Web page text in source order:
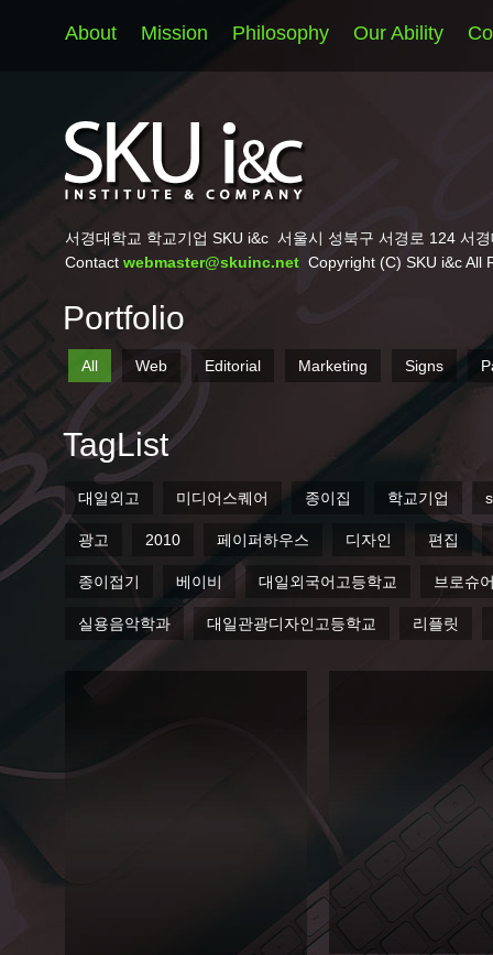
About Mission Philosophy Our Ability
서경대학교 학교기업 SKU i&c 서울시 성북구 서경로 124 서
Contact webmaster@skuinc.net Copyright (C) SKU i&c All
Portfolio
All Web Editorial Marketing Signs
TagList
대일외고 미디어스퀘어 종이집 학교기업
광고 2010 페이퍼하우스 디자인 편집
종이접기 베이비 대일외국어고등학교 브로슈
실용음악학과 대일관광디자인고등학교 리플릿
서경